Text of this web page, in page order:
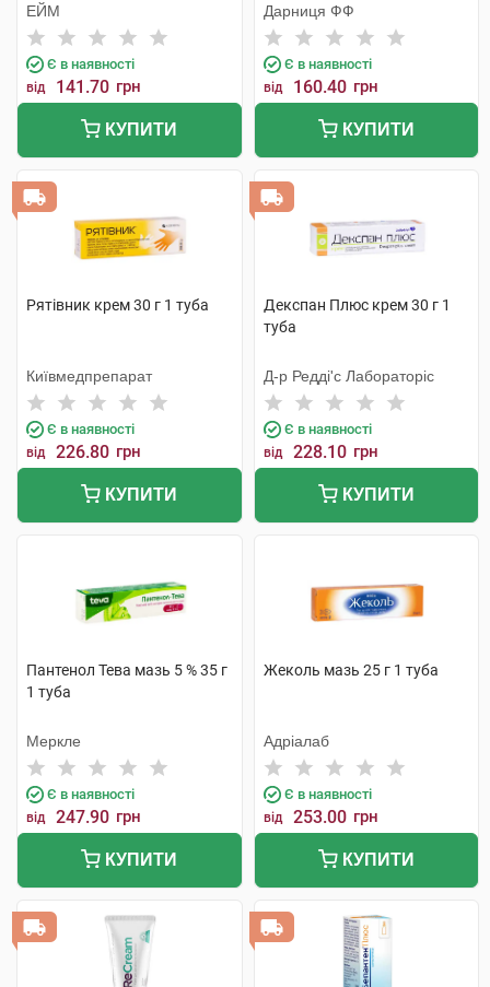
ЕЙМ
Є в наявності
від 141.70 грн
КУПИТИ
Дарниця ФФ
Є в наявності
від 160.40 грн
КУПИТИ
Рятівник крем 30 г 1 туба
Київмедпрепарат
Є в наявності
від 226.80 грн
КУПИТИ
Декспан Плюс крем 30 г 1
туба
Д-р Редді'с Лабораторіс
Є в наявності
від 228.10 грн
КУПИТИ
Пантенол Тева мазь 5 % 35 г
1 туба
Меркле
Є в наявності
від 247.90 грн
КУПИТИ
Жеколь мазь 25 г 1 туба
Адріалаб
Є в наявності
від 253.00 грн
КУПИТИ